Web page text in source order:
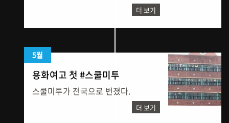
더 보기
5월
용화여고 첫 #스쿨미투
스쿨미투가 전국으로 번졌다.
더 보기